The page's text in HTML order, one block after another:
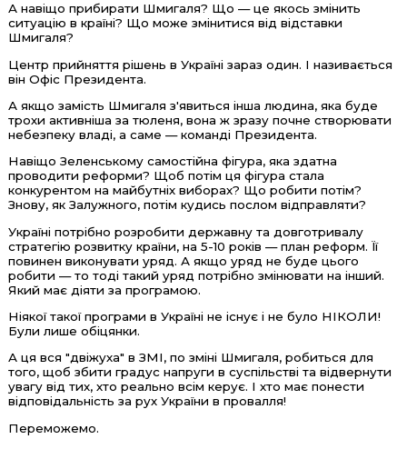
А навіщо прибирати Шмигаля? Що — це якось змінить
ситуацію в країні? Що може змінитися від відставки
Шмигаля?
Центр прийняття рішень в Україні зараз один. І називається
він Офіс Президента.
А якщо замість Шмигаля з'явиться інша людина, яка буде
трохи активніша за тюленя, вона ж зразу почне створювати
небезпеку владі, а саме — команді Президента.
Навіщо Зеленському самостійна фігура, яка здатна
проводити реформи? Щоб потім ця фігура стала
конкурентом на майбутніх виборах? Що робити потім?
Знову, як Залужного, потім кудись послом відправляти?
Україні потрібно розробити державну та довготривалу
стратегію розвитку країни, на 5-10 років — план реформ. Її
повинен виконувати уряд. А якщо уряд не буде цього
робити — то тоді такий уряд потрібно змінювати на інший.
Який має діяти за програмою.
Ніякої такої програми в Україні не існує і не було НІКОЛИ!
Були лише обіцянки.
А ця вся "двіжуха" в ЗМІ, по зміні Шмигаля, робиться для
того, щоб збити градус напруги в суспільстві та відвернути
увагу від тих, хто реально всім керує. І хто має понести
відповідальність за рух України в провалля!
Переможемо.